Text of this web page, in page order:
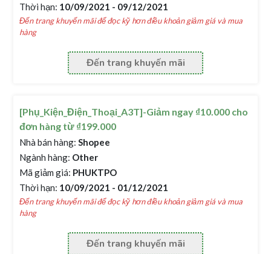
Thời hạn: 10/09/2021 - 09/12/2021
Đến trang khuyến mãi để đọc kỹ hơn điều khoản giảm giá và mua
hàng
Đến trang khuyến mãi
[Phụ_Kiện_Điện_Thoại_A3T]-Giảm ngay ₫10.000 cho
đơn hàng từ ₫199.000
Nhà bán hàng: Shopee
Ngành hàng: Other
Mã giảm giá: PHUKTPO
Thời hạn: 10/09/2021 - 01/12/2021
Đến trang khuyến mãi để đọc kỹ hơn điều khoản giảm giá và mua
hàng
Đến trang khuyến mãi